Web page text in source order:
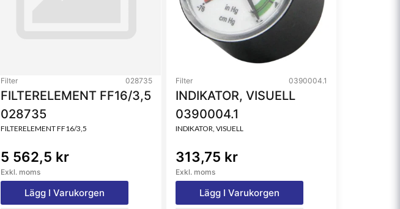
Filter 028735
FILTERELEMENT FF16/3,5
028735
FILTERELEMENT FF16/3,5
5 562,5 kr
Exkl. moms
Lägg I Varukorgen
Filter 0390004.1
INDIKATOR, VISUELL
0390004.1
INDIKATOR, VISUELL
313,75 kr
Exkl. moms
Lägg I Varukorgen